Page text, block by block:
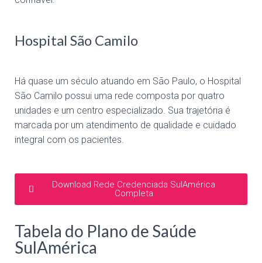
Hospital São Camilo
Há quase um século atuando em São Paulo, o Hospital
São Camilo possui uma rede composta por quatro
unidades e um centro especializado. Sua trajetória é
marcada por um atendimento de qualidade e cuidado
integral com os pacientes.
Download Rede Credenciada SulAmérica
Completa
Tabela do Plano de Saúde
SulAmérica